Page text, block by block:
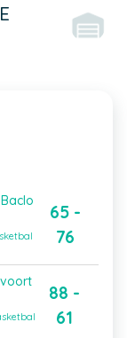
65 -
76
88 -
61